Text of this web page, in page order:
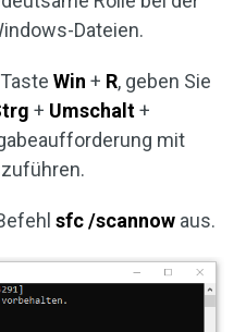
Dateien.
Win + R, geben Sie
+ Umschalt+
mit
sfc /scannow aus.